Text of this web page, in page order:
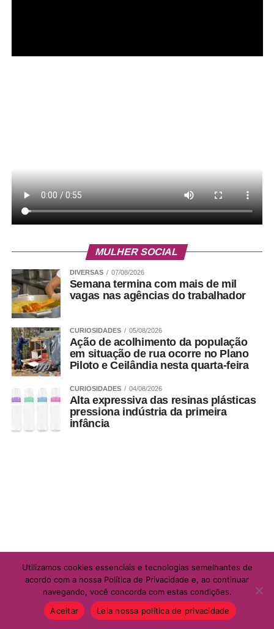
MULHER SOCIAL
DIVERSAS 07/08/2026
Semana termina com mais de mil
vagas nas agências do trabalhador
CURIOSIDADES 05/08/2026
Ação de acolhimento da população
em situação de rua ocorre no Plano
Piloto e Ceilândia nesta quarta-feira
CURIOSIDADES 04/08/2026
Alta expressiva das resinas plásticas
pressiona indústria da primeira
infância
Utilizamos cookies essenciais e tecnologias semelhantes de
acordo com a nossa Política de Privacidade e, ao continuar
navegando, você concorda com estas condições.
Aceitar
Leia nossa política de privacidade